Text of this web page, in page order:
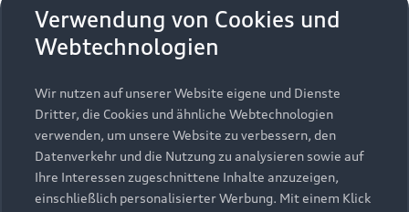
Modelle
Alle Modelle
Modelle vergleichen
Elektromodelle
Kaufen & leasen
Neuwagensuche
Gebrauchtwagensuche
Service & Zubehör
Saisonale Angebote
Support
Verwendung von Cookies und
Webtechnologien
Wir nutzen auf unserer Website eigene und Dienste
Dritter, die Cookies und ähnliche Webtechnologien
verwenden, um unsere Website zu verbessern, den
Datenverkehr und die Nutzung zu analysieren sowie auf
Ihre Interessen zugeschnittene Inhalte anzuzeigen,
einschließlich personalisierter Werbung. Mit einem Klick